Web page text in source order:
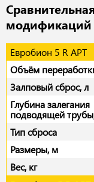
модификаций
Евробион 5 R АРТ